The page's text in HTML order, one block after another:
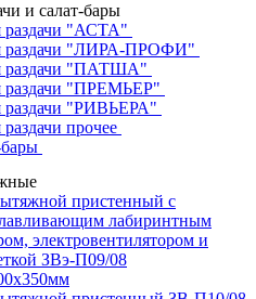
и салат-бары
раздачи "АСТА"
раздачи "ЛИРА-ПРОФИ"
раздачи "ПАТША"
раздачи "ПРЕМЬЕР"
раздачи "РИВЬЕРА"
прочее
пристенный с
лабиринтным
электровентилятором и
ЗВэ-П09/08